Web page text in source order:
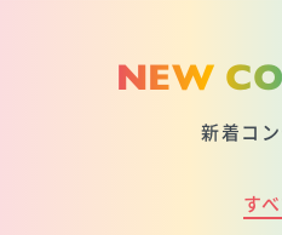
NEW
新着コ
す